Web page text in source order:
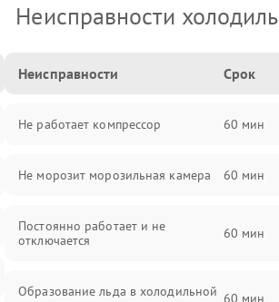
Неисправности
Неисправности Срок
Не работает компрессор 60 мин
Не морозит морозильная камера 60 мин
Постоянно работает и не
отключается
60 мин
Образование льда в холодильной 60 мин